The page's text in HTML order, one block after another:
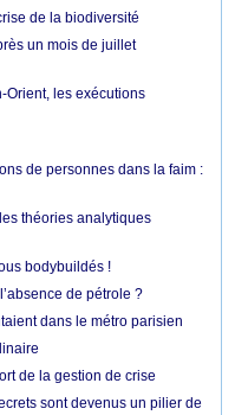
de la biodiversité
un mois de juillet
Orient, les exécutions
de personnes dans la faim :
théories analytiques
bodybuildés !
de pétrole ?
dans le métro parisien
de la gestion de crise
sont devenus un pilier de